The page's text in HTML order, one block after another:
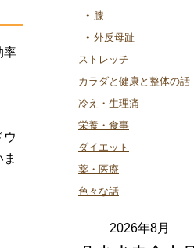
膝
外反母趾
ストレッチ
カラダと健康と整体の話
冷え・生理痛
栄養・食事
ダイエット
薬・医療
色々な話
2026年8月
率
ウ